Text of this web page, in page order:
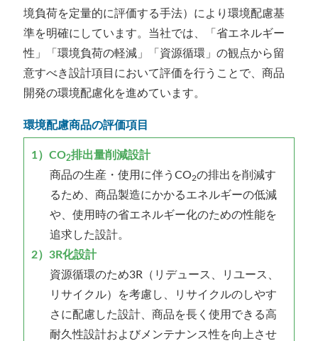
境負荷を定量的に評価する手法）により環境配慮基
準を明確にしています。当社では、「省エネルギー
性」「環境負荷の軽減」「資源循環」の観点から留
意すべき設計項目において評価を行うことで、商品
開発の環境配慮化を進めています。
環境配慮商品の評価項目
1）CO2排出量削減設計
商品の生産・使用に伴うCO2の排出を削減す
るため、商品製造にかかるエネルギーの低減
や、使用時の省エネルギー化のための性能を
追求した設計。
2）3R化設計
資源循環のため3R（リデュース、リユース、
リサイクル）を考慮し、リサイクルのしやす
さに配慮した設計、商品を長く使用できる高
耐久性設計およびメンテナンス性を向上させ